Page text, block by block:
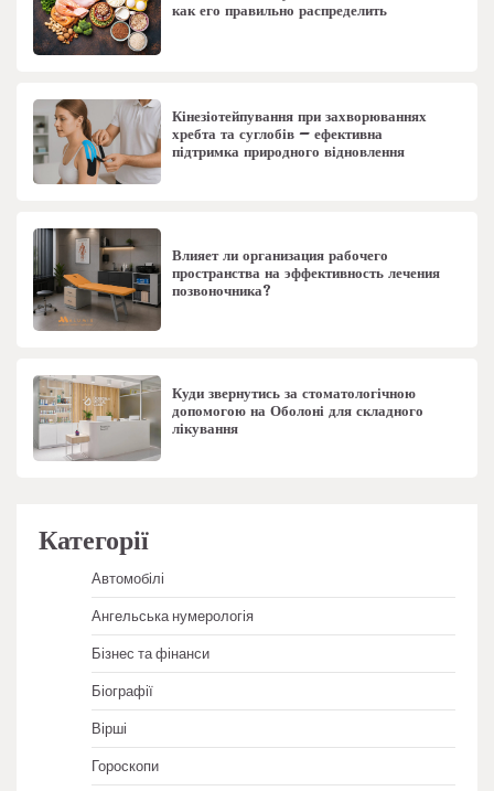
как его правильно распределить
Кінезіотейпування при захворюваннях
хребта та суглобів – ефективна
підтримка природного відновлення
Влияет ли организация рабочего
пространства на эффективность лечения
позвоночника?
Куди звернутись за стоматологічною
допомогою на Оболоні для складного
лікування
Категорії
Автомобілі
Ангельська нумерологія
Бізнес та фінанси
Біографії
Вірші
Гороскопи